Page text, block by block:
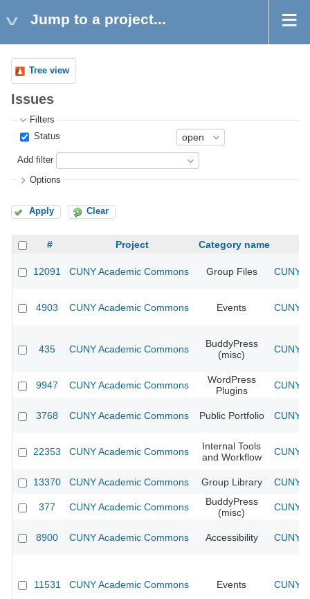
Jump to a project...
Tree view
Issues
Filters
Status
Add filter
Options
Apply Clear
# Project Category name
12091 CUNY Academic Commons Group Files CUNY
4903 CUNY Academic Commons Events CUNY
435 CUNY Academic Commons
BuddyPress
(misc)
CUNY
9947 CUNY Academic Commons
WordPress
Plugins
CUNY
3768 CUNY Academic Commons Public Portfolio CUNY
22353 CUNY Academic Commons
Internal Tools
and Workflow
CUNY
13370 CUNY Academic Commons Group Library CUNY
377 CUNY Academic Commons
BuddyPress
(misc)
CUNY
8900 CUNY Academic Commons Accessibility CUNY
11531 CUNY Academic Commons Events CUNY